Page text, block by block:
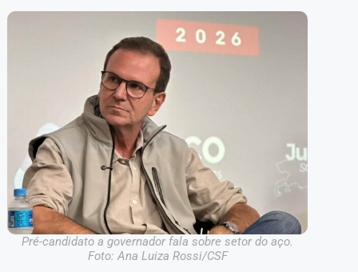
Pré-candidato a governador fala sobre setor do aço.
Foto: Ana Luiza Rossi/CSF